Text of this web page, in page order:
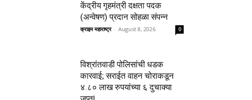
केंद्रीय गृहमंत्री दक्षता पदक
(अन्वेषण) प्रदान सोहळा संपन्न
क्राइम महाराष्ट्र - August 8, 2026 0
विश्रांतवाडी पोलिसांची धडक
कारवाई; सराईत वाहन चोराकडून
४.८० लाख रुपयांच्या ६ दुचाक्या